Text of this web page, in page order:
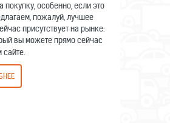
11 990руб.
покупку, особенно, если это
пожалуй, лучшее
присутствует на рынке:
вы можете прямо сейчас